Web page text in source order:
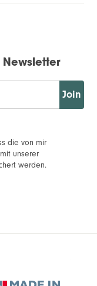
Newsletter
Join
die von mir
unserer
werden.